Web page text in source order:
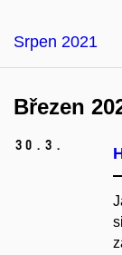
Srpen 2021
Březen
30. 3.